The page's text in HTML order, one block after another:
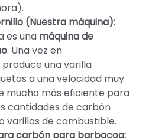
(Nuestra máquina):
es una máquina de
. Una vez en
una varilla
a una velocidad muy
mucho más eficiente para
cantidades de carbón
varillas de combustible.